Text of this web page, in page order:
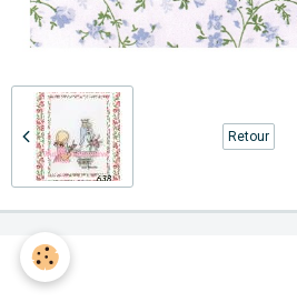
Retour